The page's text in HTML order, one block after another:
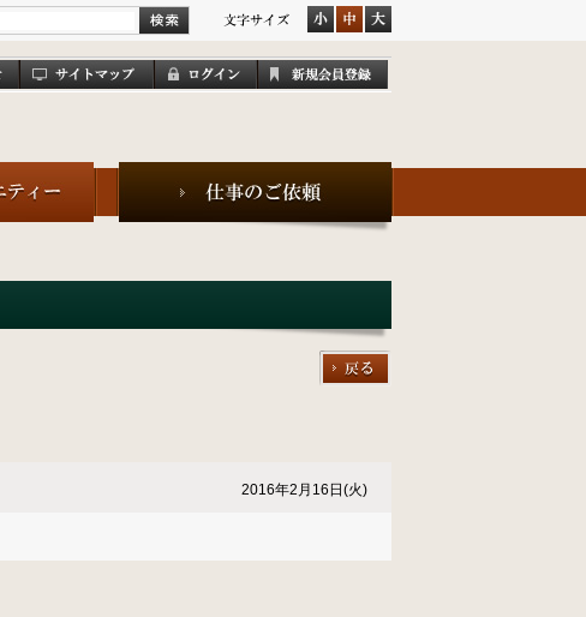
2016年2月16日(火)